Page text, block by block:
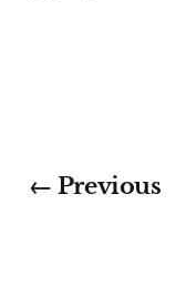
← Previous